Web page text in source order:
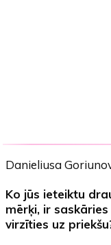
Danieliusa
Ko jūs ieteiktu
mērķi, ir
virzīties uz